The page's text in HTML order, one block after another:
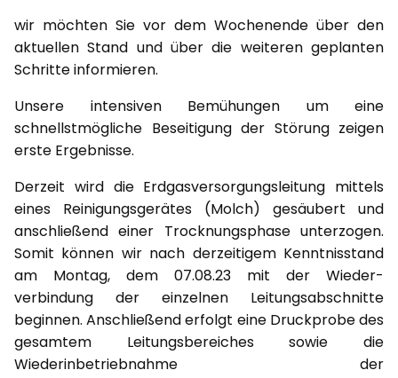
wir möchten Sie vor dem Wochenende über den
aktuellen Stand und über die weiteren geplanten
Schritte informieren.
Unsere intensiven Bemühungen um eine
schnellstmögliche Beseitigung der Störung zeigen
erste Ergebnisse.
Derzeit wird die Erdgasversorgungsleitung mittels
eines Reinigungsgerätes (Molch) gesäubert und
anschließend einer Trocknungsphase unterzogen.
Somit können wir nach derzeitigem Kenntnisstand
am Montag, dem 07.08.23 mit der Wieder-
verbindung der einzelnen Leitungsabschnitte
beginnen. Anschließend erfolgt eine Druckprobe des
gesamtem Leitungsbereiches sowie die
Wiederinbetriebnahme der